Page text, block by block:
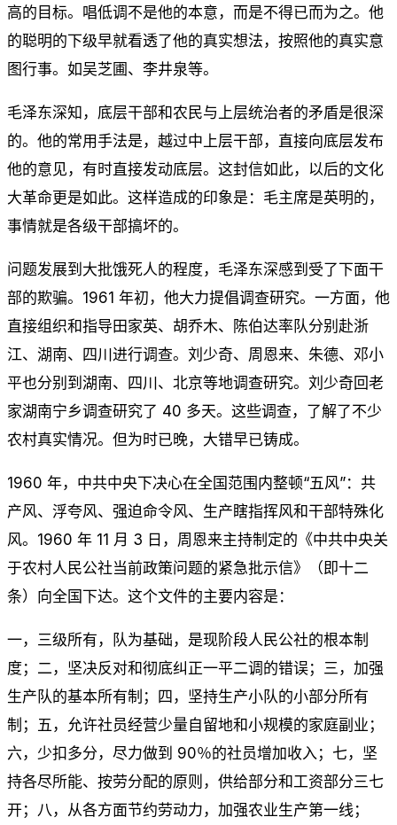
高的目标。唱低调不是他的本意，而是不得已而为之。他
的聪明的下级早就看透了他的真实想法，按照他的真实意
图行事。如吴芝圃、李井泉等。
毛泽东深知，底层干部和农民与上层统治者的矛盾是很深
的。他的常用手法是，越过中上层干部，直接向底层发布
他的意见，有时直接发动底层。这封信如此，以后的文化
大革命更是如此。这样造成的印象是：毛主席是英明的，
事情就是各级干部搞坏的。
问题发展到大批饿死人的程度，毛泽东深感到受了下面干
部的欺骗。1961 年初，他大力提倡调查研究。一方面，他
直接组织和指导田家英、胡乔木、陈伯达率队分别赴浙
江、湖南、四川进行调查。刘少奇、周恩来、朱德、邓小
平也分别到湖南、四川、北京等地调查研究。刘少奇回老
家湖南宁乡调查研究了 40 多天。这些调查，了解了不少
农村真实情况。但为时已晚，大错早已铸成。
1960 年，中共中央下决心在全国范围内整顿“五风”：共
产风、浮夸风、强迫命令风、生产瞎指挥风和干部特殊化
风。1960 年 11 月 3 日，周恩来主持制定的《中共中央关
于农村人民公社当前政策问题的紧急批示信》（即十二
条）向全国下达。这个文件的主要内容是：
一，三级所有，队为基础，是现阶段人民公社的根本制
度；二，坚决反对和彻底纠正一平二调的错误；三，加强
生产队的基本所有制；四，坚持生产小队的小部分所有
制；五，允许社员经营少量自留地和小规模的家庭副业；
六，少扣多分，尽力做到 90％的社员增加收入；七，坚
持各尽所能、按劳分配的原则，供给部分和工资部分三七
开；八，从各方面节约劳动力，加强农业生产第一线；